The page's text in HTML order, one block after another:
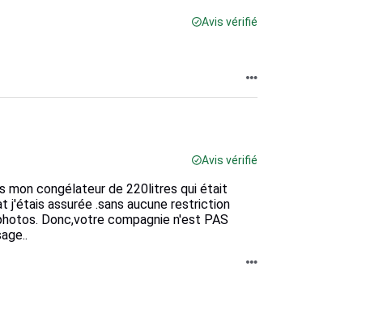
Avis vérifié
Avis vérifié
mon congélateur de 220litres qui était
j'étais assurée .sans aucune restriction
Donc,votre compagnie n'est PAS